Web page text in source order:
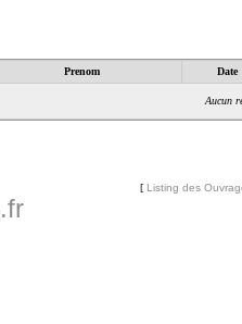
Prenom Date
Aucun
[ Listing des